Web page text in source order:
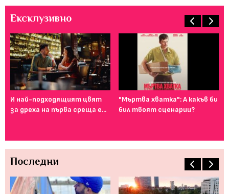
Ексклузивно
И най-подходящият цвят
за дреха на първа среща е...
"Мъртва хватка": А какъв би
бил твоят сценарии?
Последни